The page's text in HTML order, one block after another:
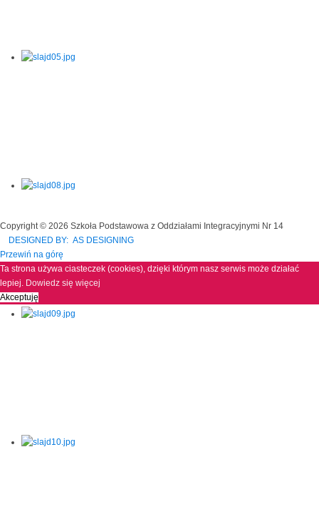
Copyright © 2026 Szkoła Podstawowa z Oddziałami Integracyjnymi Nr 14
DESIGNED BY: AS DESIGNING
Przewiń na górę
Ta strona używa ciasteczek (cookies), dzięki którym nasz serwis może działać
lepiej. Dowiedz się więcej
Akceptuję